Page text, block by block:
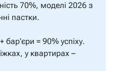
70%, моделі 2026 з
пастки.
бар’єри = 90% успіху.
у квартирах –